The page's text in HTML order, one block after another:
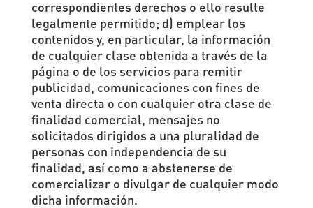
correspondientes derechos o ello resulte
legalmente permitido; d) emplear los
contenidos y, en particular, la información
de cualquier clase obtenida a través de la
página o de los servicios para remitir
publicidad, comunicaciones con fines de
venta directa o con cualquier otra clase de
finalidad comercial, mensajes no
solicitados dirigidos a una pluralidad de
personas con independencia de su
finalidad, así como a abstenerse de
comercializar o divulgar de cualquier modo
dicha información.